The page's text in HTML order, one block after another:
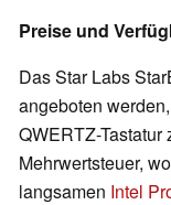
Preise und
Das Star Labs
angeboten
QWERTZ-
Mehrwertsteuer,
langsamen Intel